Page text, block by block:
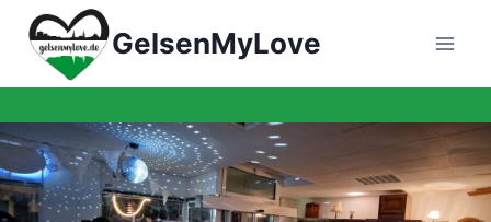
Zum
Inhalt
springen
GelsenMyLove